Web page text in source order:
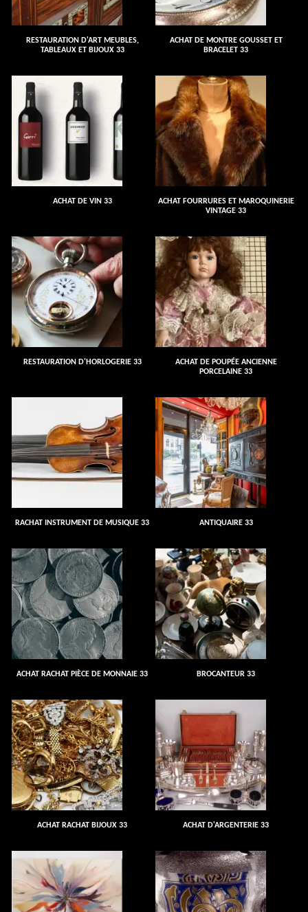
RESTAURATION D'ART MEUBLES,
TABLEAUX ET BIJOUX 33
ACHAT DE MONTRE GOUSSET ET
BRACELET 33
ACHAT DE VIN 33
ACHAT FOURRURES ET MAROQUINERIE
VINTAGE 33
RESTAURATION D'HORLOGERIE 33
ACHAT DE POUPÉE ANCIENNE
PORCELAINE 33
RACHAT INSTRUMENT DE MUSIQUE 33 ANTIQUAIRE 33
ACHAT RACHAT PIÈCE DE MONNAIE 33 BROCANTEUR 33
ACHAT RACHAT BIJOUX 33 ACHAT D'ARGENTERIE 33